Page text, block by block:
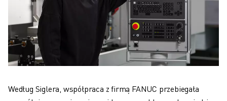
Według Siglera, współpraca z firmą FANUC przebiegała